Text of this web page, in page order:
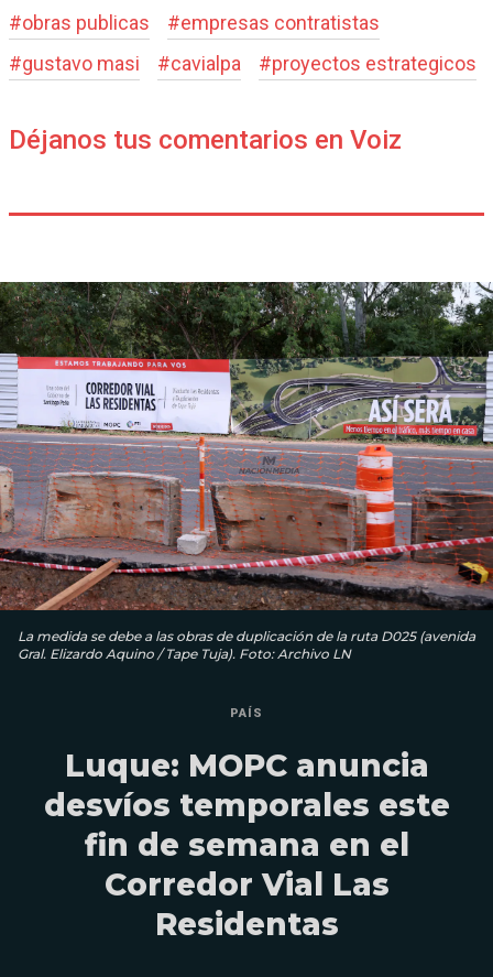
#obras publicas #empresas contratistas
#gustavo masi #cavialpa #proyectos estrategicos
Déjanos tus comentarios en Voiz
La medida se debe a las obras de duplicación de la ruta D025 (avenida
Gral. Elizardo Aquino / Tape Tuja). Foto: Archivo LN
PAÍS
Luque: MOPC anuncia
desvíos temporales este
fin de semana en el
Corredor Vial Las
Residentas